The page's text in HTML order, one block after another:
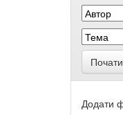
Додати